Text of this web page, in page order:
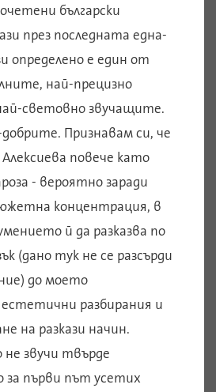
български
през последната една-
определено е един от
най-прецизно
световно звучащите.
Признавам си, че
повече като
- вероятно заради
концентрация, в
й да разказва по
(дано тук не се разсърди
до моето
разбирания и
на разкази начин.
звучи твърде
за първи път усетих